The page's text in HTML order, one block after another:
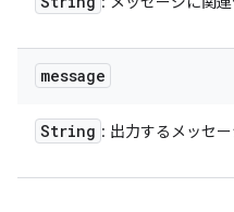
message
String : 出力するメッセー